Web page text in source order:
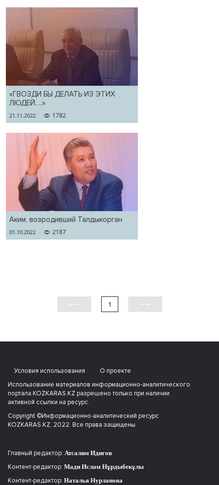
«ГВОЗДИ БЫ ДЕЛАТЬ ИЗ ЭТИХ
ЛЮДЕЙ….»
21.11.2022 1782
Аким, возродивший Талдыкорган
01.10.2022 2187
1
Условия использования
О проекте
Использование материалов информационно-аналитического
портала KOZKARAS.KZ разрешено только при наличии
активной ссылки на ресурс.
Copyright ©Информационно-аналитический ресурс
KOZKARAS.KZ, 2022. Все права защищены.
Главный редактор: Атсалим Идигов
Контент-редактор: Мади Ислам Нұрдыбекұлы
Контент-редактор: Наталья Нурланова